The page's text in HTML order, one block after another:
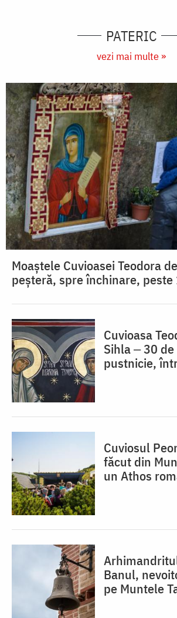
PATERIC
vezi mai multe »
Moaștele Cuvioasei Teodora
peșteră, spre închinare, peste
Cuvioasa
Sihla ‒ 30
pustnicie,
Cuviosul
făcut din
un Athos
Banul,
pe Muntele